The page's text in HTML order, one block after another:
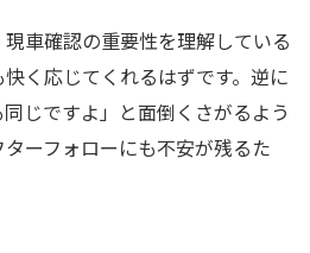
車確認の重要性を理解している
く応じてくれるはずです。逆に
同じですよ」と面倒くさがるよう
ーフォローにも不安が残るた